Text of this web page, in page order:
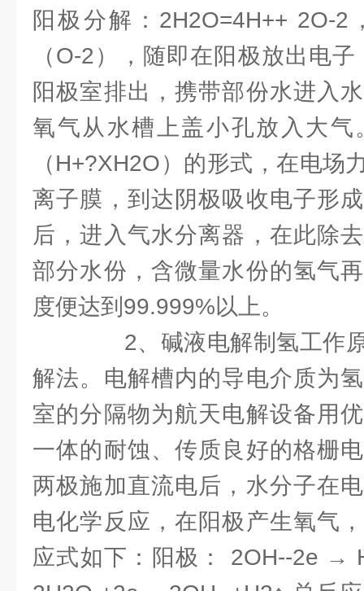
阳极分解：2H2O=4H++ 2O-
（O-2），随即在阳极放出电
阳极室排出，携带部份水进入
氧气从水槽上盖小孔放入大气
（H+?XH2O）的形式，在电场
离子膜，到达阴极吸收电子形
后，进入气水分离器，在此除
部分水份，含微量水份的氢气
度便达到99.999%以上。
2、碱液电解制氢工作原
解法。电解槽内的导电介质为
室的分隔物为航天电解设备用
一体的耐蚀、传质良好的格栅
两极施加直流电后，水分子在
电化学反应，在阳极产生氧气
应式如下：阳极： 2OH--2e →